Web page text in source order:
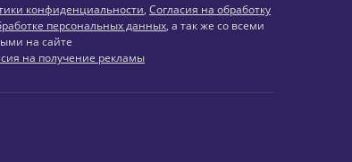
конфиденциальности, Согласия на обработку
персональных данных, а так же со всеми
на сайте
на получение рекламы